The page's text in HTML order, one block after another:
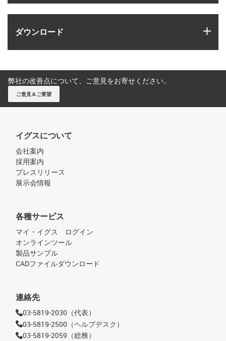
ダウンロード
弊社の改善点について、ご意見をお寄せください。
ご意見＆ご要望
イグスについて
会社案内
採用案内
プレスリリース
展示会情報
各種サービス
マイ・イグス ログイン
オンラインツール
製品サンプル
CADファイルダウンロード
連絡先
03-5819-2030（代表）
03-5819-2500（ヘルプデスク）
03-5819-2059（総務）